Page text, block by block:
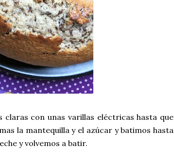
claras con unas varillas eléctricas hasta que
la mantequilla y el azúcar y batimos hasta
y volvemos a batir.